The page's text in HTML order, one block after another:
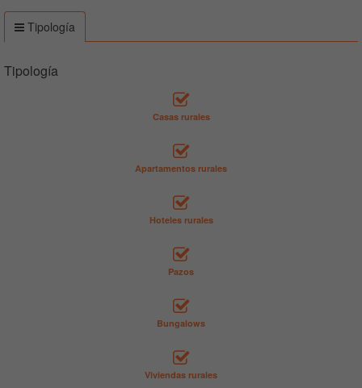
Tipología
Tipología
Casas rurales
Apartamentos rurales
Hoteles rurales
Pazos
Bungalows
Viviendas rurales